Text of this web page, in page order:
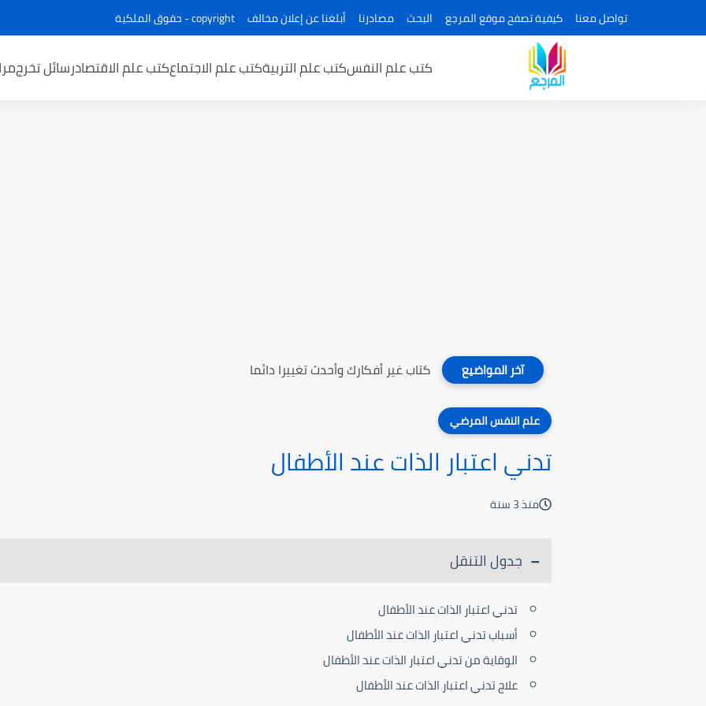
تواصل معنا كيفية تصفح موقع المرجع البحث مصادرنا أبلغنا عن إعلان مخالف copyright - حقوق الملكية
كتب علم النفسكتب علم التربيةكتب علم الاجتماعكتب علم الاقتصادرسائل تخرج
آخر المواضيع كتاب غير أفكارك وأحدث تغييرا دائما
علم النفس المرضي
تدني اعتبار الذات عند الأطفال
منذ 3 سنة
جدول التنقل
تدني اعتبار الذات عند الأطفال
أسباب تدني اعتبار الذات عند الأطفال
الوقاية من تدني اعتبار الذات عند الأطفال
علاج تدني اعتبار الذات عند الأطفال